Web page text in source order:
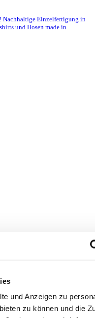
und Anzeigen zu
zu können und die
Nachhaltige Einzelfertigung in
und Hosen made in